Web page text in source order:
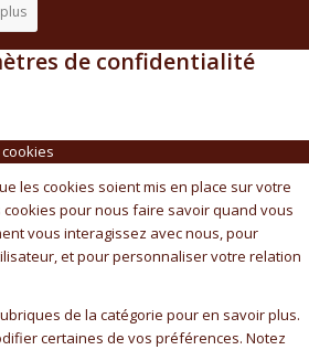
de confidentialité
les cookies soient mis en place sur votre
pour nous faire savoir quand vous
vous interagissez avec nous, pour
et pour personnaliser votre relation
de la catégorie pour en savoir plus.
certaines de vos préférences. Notez